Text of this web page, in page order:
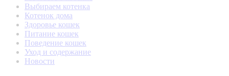
Выбираем котенка
Котенок дома
Здоровье кошек
Питание кошек
Поведение кошек
Уход и содержание
Новости